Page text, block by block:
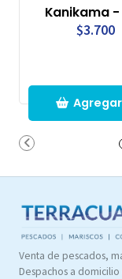
Kanikama -
$3.700
Venta de pescados,
Despachos a